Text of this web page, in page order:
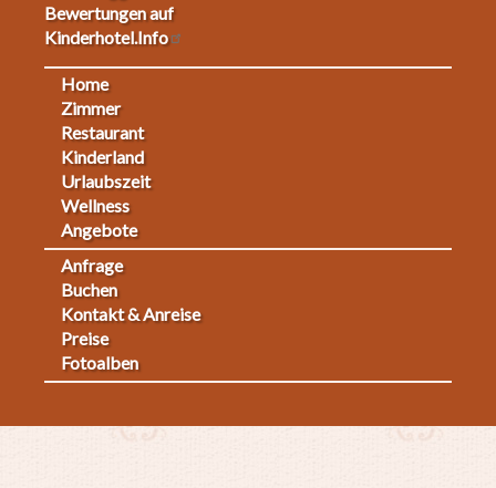
Bewertungen auf
Kinderhotel.Info
Footermenu
Home
Zimmer
Restaurant
Kinderland
Urlaubszeit
Wellness
Angebote
Fußmenü
2
Anfrage
Buchen
Kontakt & Anreise
Preise
Fotoalben